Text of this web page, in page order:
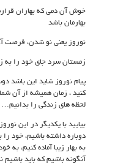
خوش آن دمی که بهاران
بهارمان باشد
نوروز یعنی نو شدن، فرصت
زمستان سرد جای خود را به
پیام نوروز شاید این باشد
کنید ، زمان همیشه از آن
لحظه های زندگی را بدانیم…
بیایید با یکدیگر در این
دوباره داشته باشیم، خود
به بهار زیبا آماده کنیم،
آنگونه باشیم که باید